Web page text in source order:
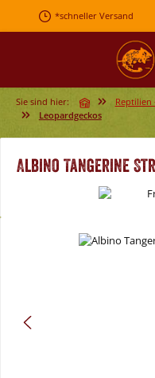
Zum Hauptinhalt springen
*schneller Versand
Sie sind hier: Reptilien
Leopardgeckos
Albino Tangerine
Bildergalerie überspringen